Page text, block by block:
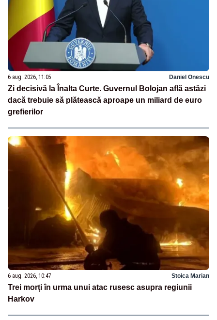
6 aug. 2026, 11:05 Daniel Onescu
Zi decisivă la Înalta Curte. Guvernul Bolojan află astăzi
dacă trebuie să plătească aproape un miliard de euro
grefierilor
6 aug. 2026, 10:47 Stoica Marian
Trei morți în urma unui atac rusesc asupra regiunii
Harkov